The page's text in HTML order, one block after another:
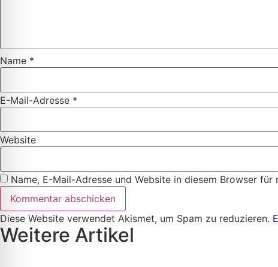
Name *
E-Mail-Adresse *
Website
Name, E-Mail-Adresse und Website in diesem Browser für
Diese Website verwendet Akismet, um Spam zu reduzieren.
Weitere Artikel